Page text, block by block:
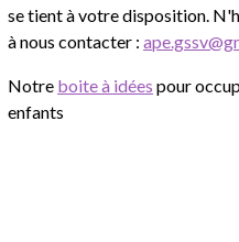
se tient à votre disposition.
à nous contacter :
Notre boite à idées pour
enfants